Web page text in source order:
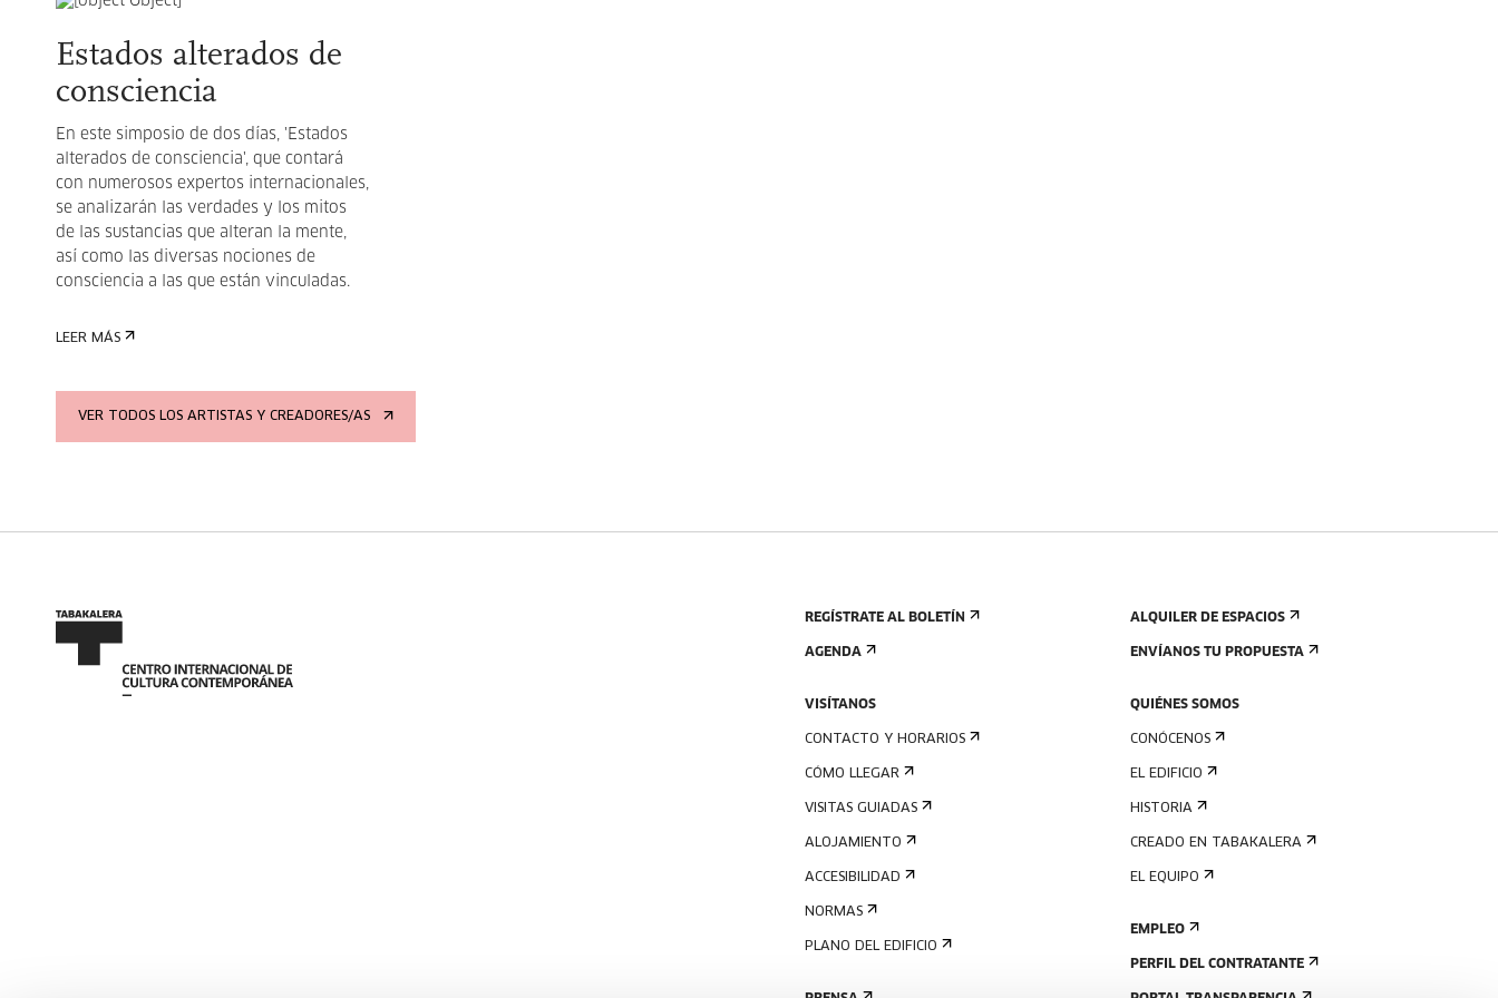
Estados alterados de
consciencia
En este simposio de dos días, 'Estados
alterados de consciencia', que contará
con numerosos expertos internacionales,
se analizarán las verdades y los mitos
de las sustancias que alteran la mente,
así como las diversas nociones de
consciencia a las que están vinculadas.
LEER MÁS
VER TODOS LOS ARTISTAS Y CREADORES/AS
REGÍSTRATE AL BOLETÍN
AGENDA
VISÍTANOS
CONTACTO Y HORARIOS
CÓMO LLEGAR
VISITAS GUIADAS
ALOJAMIENTO
ACCESIBILIDAD
NORMAS
PLANO DEL EDIFICIO
ALQUILER DE ESPACIOS
ENVÍANOS TU PROPUESTA
QUIÉNES SOMOS
CONÓCENOS
EL EDIFICIO
HISTORIA
CREADO EN TABAKALERA
EL EQUIPO
EMPLEO
PERFIL DEL CONTRATANTE